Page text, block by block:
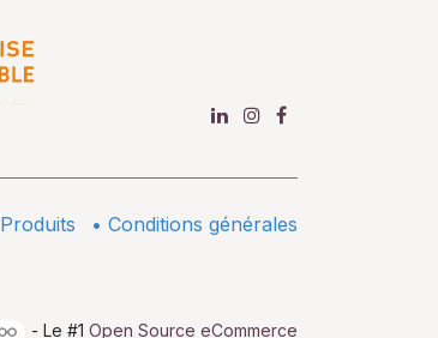
​Produits • Conditions générales
- Le #1 Open Source eCommerce